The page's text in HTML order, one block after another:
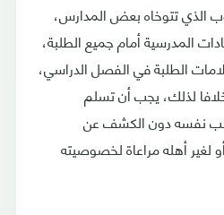
الذي تتوخاه بعض المدارس،
المدرسية أمام جميع الطلبة،
الطلبة في الفصل الدراسي،
لذلك، يجب أن تسلم
نفسه دون الكشف عن
لغير أهله مراعاة لخصوصيته